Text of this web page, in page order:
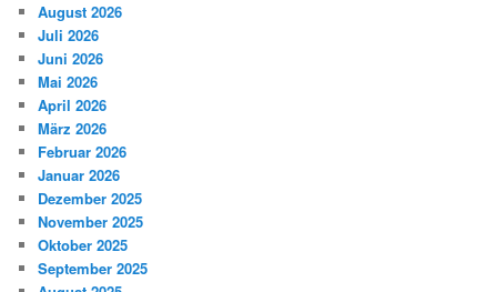
August 2026
Juli 2026
Juni 2026
Mai 2026
April 2026
März 2026
Februar 2026
Januar 2026
Dezember 2025
November 2025
Oktober 2025
September 2025